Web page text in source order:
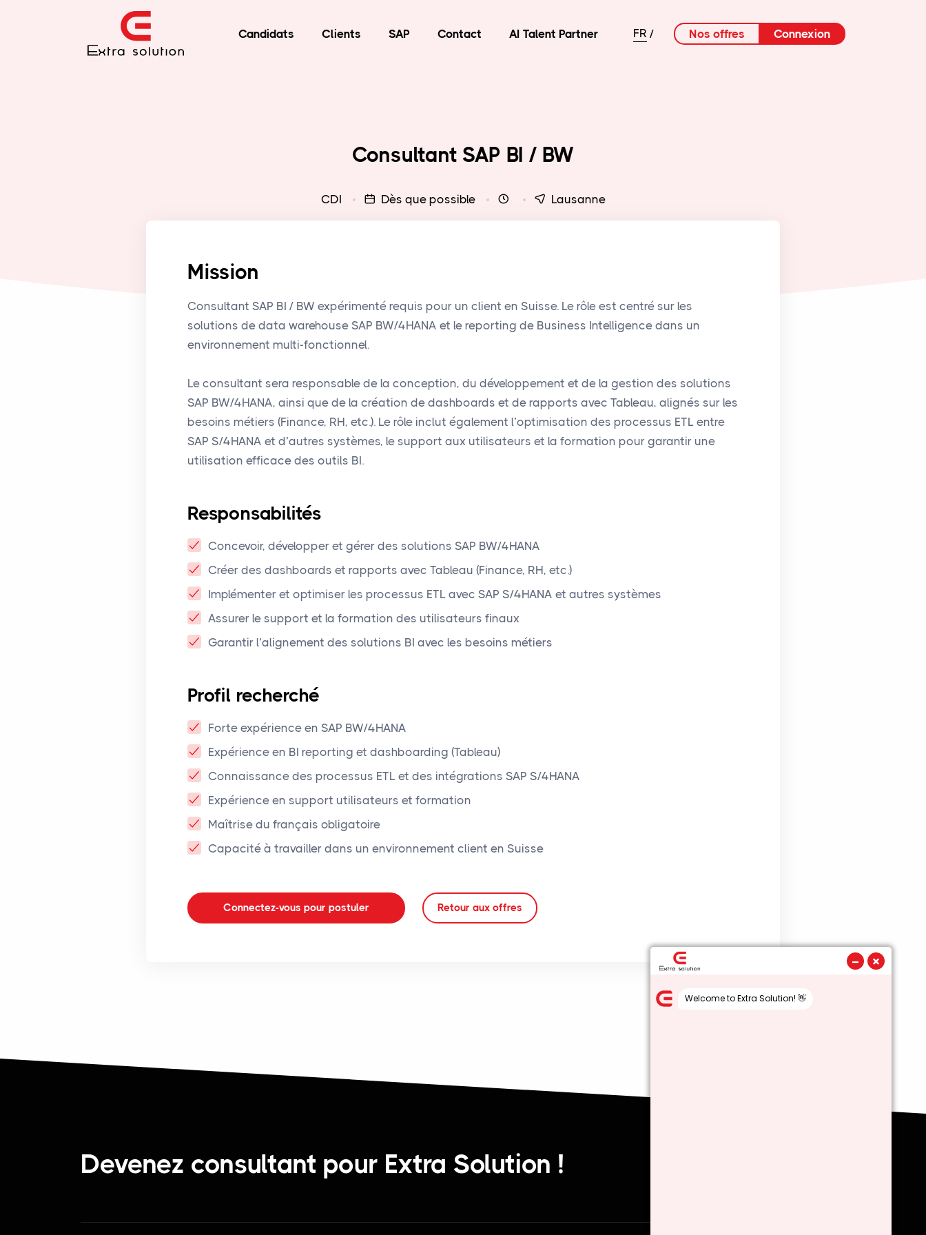
Candidats Clients SAP Contact AI Talent Partner FR Nos offres Connexion
Consultant SAP BI / BW
CDI Dès que possible Lausanne
Mission
Consultant SAP BI / BW expérimenté requis pour un client en Suisse. Le rôle est centré sur les
solutions de data warehouse SAP BW/4HANA et le reporting de Business Intelligence dans un
environnement multi-fonctionnel.
Le consultant sera responsable de la conception, du développement et de la gestion des solutions
SAP BW/4HANA, ainsi que de la création de dashboards et de rapports avec Tableau, alignés sur les
besoins métiers (Finance, RH, etc.). Le rôle inclut également l’optimisation des processus ETL entre
SAP S/4HANA et d’autres systèmes, le support aux utilisateurs et la formation pour garantir une
utilisation efficace des outils BI.
Responsabilités
Concevoir, développer et gérer des solutions SAP BW/4HANA
Créer des dashboards et rapports avec Tableau (Finance, RH, etc.)
Implémenter et optimiser les processus ETL avec SAP S/4HANA et autres systèmes
Assurer le support et la formation des utilisateurs finaux
Garantir l’alignement des solutions BI avec les besoins métiers
Profil recherché
Forte expérience en SAP BW/4HANA
Expérience en BI reporting et dashboarding (Tableau)
Connaissance des processus ETL et des intégrations SAP S/4HANA
Expérience en support utilisateurs et formation
Maîtrise du français obligatoire
Capacité à travailler dans un environnement client en Suisse
Connectez-vous pour postuler Retour aux offres
Devenez consultant pour Extra Solution !